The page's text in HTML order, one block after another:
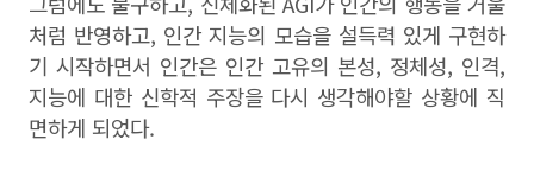
처럼 반영하고, 인간 지능의 모습을 설득력 있게 구현하
기 시작하면서 인간은 인간 고유의 본성, 정체성, 인격,
지능에 대한 신학적 주장을 다시 생각해야할 상황에 직
면하게 되었다.